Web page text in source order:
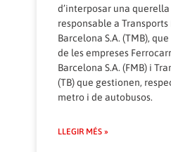
d’interposar una
responsable a
Barcelona S.A. (TMB),
de les empreses
Barcelona S.A. (FMB) i
(TB) que gestionen,
metro i de autobusos.
LLEGIR MÉS »